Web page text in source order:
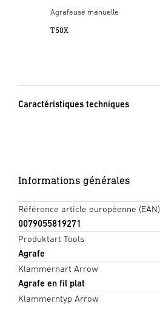
Agrafeuse manuelle
T50X
Caractéristiques techniques
Informations générales
Référence article européenne (EAN)
0079055819271
Produktart Tools
Agrafe
Klammernart Arrow
Agrafe en fil plat
Klammerntyp Arrow